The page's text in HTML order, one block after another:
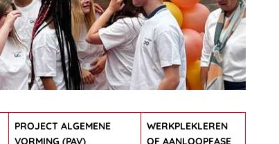
DUAAL
PROJECT ALGEMENE
VORMING (PAV)
WERKPLEKLEREN
OF AANLOOPFASE